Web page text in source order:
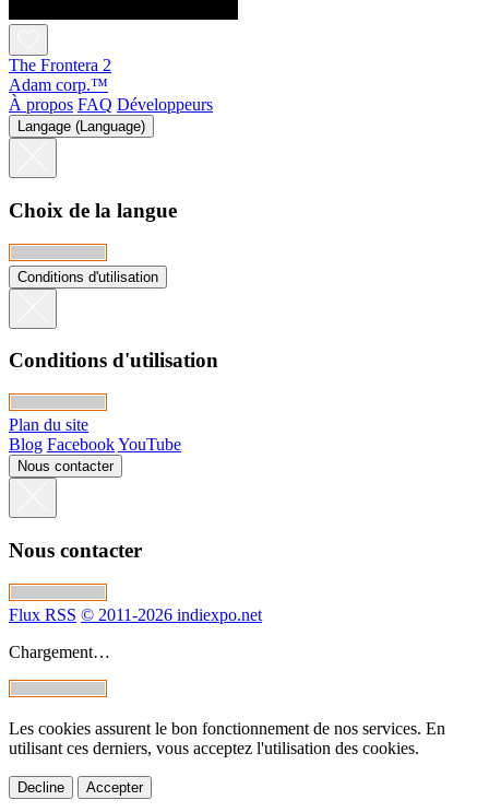
The Frontera 2
Adam corp.™
À propos FAQ Développeurs
Langage (Language)
Choix de la langue
Conditions d'utilisation
Conditions d'utilisation
Plan du site
Blog FacebookYouTube
Nous contacter
Nous contacter
Flux RSS © 2011-2026 indiexpo.net
Chargement…
Les cookies assurent le bon fonctionnement de nos services. En
utilisant ces derniers, vous acceptez l'utilisation des cookies.
Decline Accepter